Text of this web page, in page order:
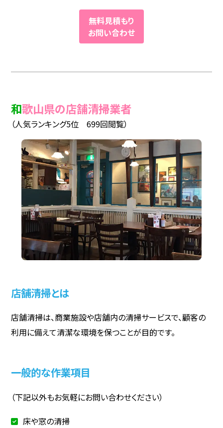
無料見積もり
お問い合わせ
和歌山県の店舗清掃業者
（人気ランキング5位 699回閲覧）
店舗清掃とは
店舗清掃は、商業施設や店舗内の清掃サービスで、顧客の
利用に備えて清潔な環境を保つことが目的です。
一般的な作業項目
（下記以外もお気軽にお問い合わせください）
床や窓の清掃